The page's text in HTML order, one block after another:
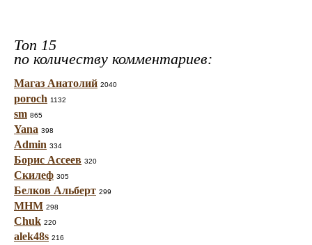
Топ 15
по количеству комментариев:
Магаз Анатолий 2040
poroch 1132
sm 865
Yana 398
Admin 334
Борис Ассеев 320
Скилеф 305
Белков Альберт 299
МНМ 298
Chuk 220
alek48s 216